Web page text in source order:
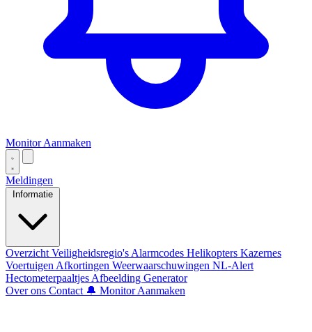
Monitor Aanmaken
Meldingen
Informatie
Overzicht Veiligheidsregio's Alarmcodes Helikopters Kazernes
Voertuigen Afkortingen Weerwaarschuwingen NL-Alert
Hectometerpaaltjes Afbeelding Generator
Over ons Contact 🔔 Monitor Aanmaken